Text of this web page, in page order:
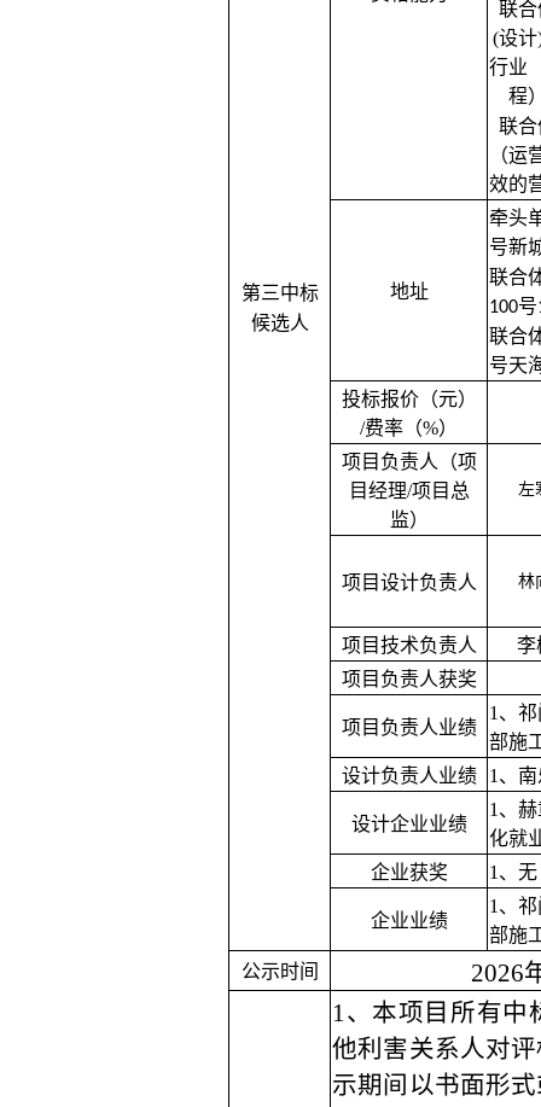
第三中标
候选人
联
(设
行业
程
联
（运
效的
地址
牵头
号新
联合
100号
联合
号天
投标报价（元）
/费率（%）
项目负责人（项
目经理/项目总
监）
左
项目设计负责人 林
项目技术负责人
李
项目负责人获奖
项目负责人业绩
1、
部施
设计负责人业绩
1、
设计企业业绩
1、
化就
企业获奖
1、无
企业业绩
1、
部施
公示时间
2026
1、本项目所有中
他利害关系人对
示期间以书面形